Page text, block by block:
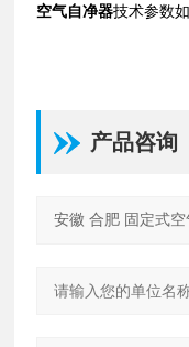
空气自净器技术参数
产品咨询